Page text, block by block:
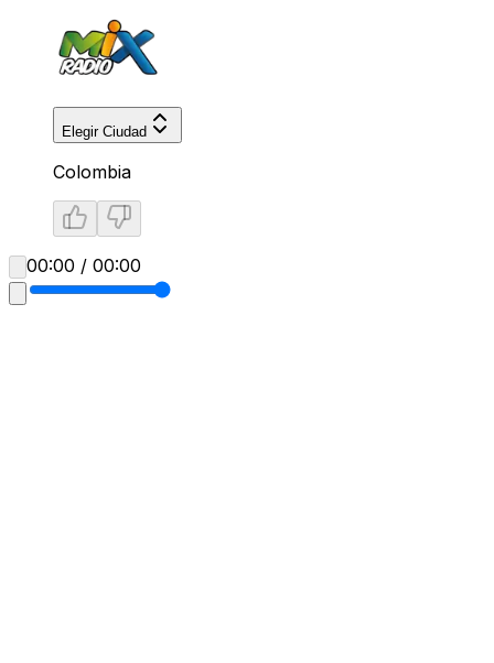
Elegir Ciudad
Colombia
00:00 / 00:00